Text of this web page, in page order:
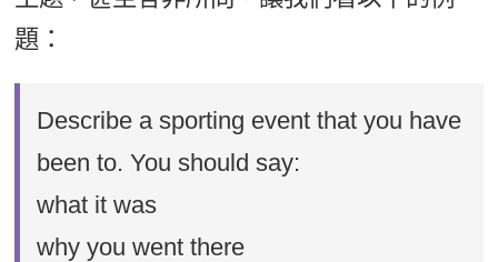
題：
Describe a sporting event that you have
been to. You should say:
what it was
why you went there